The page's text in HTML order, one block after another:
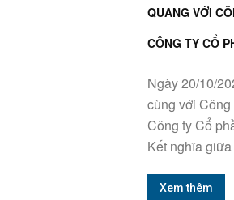
QUANG VỚI
CÔNG TY CỔ
Ngày 20/10/
cùng với
Công ty Cổ
Kết nghĩa
Xem thêm